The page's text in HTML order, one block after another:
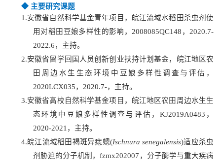
◆ 主要研究课题
1.安徽省自然科学基金青年项目，皖江流域水稻田杀虫剂使
用对稻田豆娘多样性的影响，2008085QC148，2020.7-
2022.6，主持。
2.安徽省留学回国人员创新创业扶持计划基金，皖江地区农
田周边水生生态环境中豆娘多样性调查与评估，
2020LCX035，2020.7-，主持。
3.安徽省高校自然科学基金项目，皖江地区农田周边水生生
态环境中豆娘多样性调查与评估，KJ2019A0483，
2020-2021，主持。
4.皖江流域稻田褐斑异痣蟌(Ischnura senegalensis)适应杀虫
剂胁迫的分子机制，fzmx202007，分子酶学与重大疾病